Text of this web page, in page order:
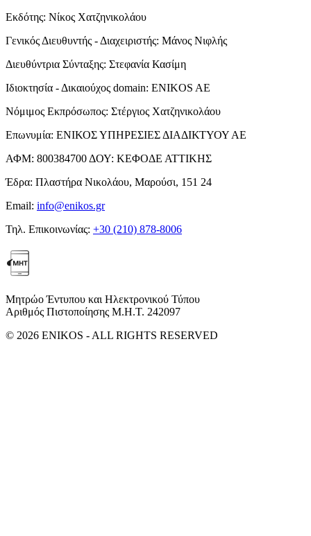
Εκδότης: Νίκος Χατζηνικολάου
Γενικός Διευθυντής - Διαχειριστής: Μάνος Νιφλής
Διευθύντρια Σύνταξης: Στεφανία Κασίμη
Ιδιοκτησία - Δικαιούχος domain: ENIKOS AE
Νόμιμος Εκπρόσωπος: Στέργιος Χατζηνικολάου
Επωνυμία: ΕΝΙΚΟΣ ΥΠΗΡΕΣΙΕΣ ΔΙΑΔΙΚΤΥΟΥ ΑΕ
ΑΦΜ: 800384700 ΔΟΥ: ΚΕΦΟΔΕ ΑΤΤΙΚΗΣ
Έδρα: Πλαστήρα Νικολάου, Μαρούσι, 151 24
Email: info@enikos.gr
Τηλ. Επικοινωνίας: +30 (210) 878-8006
Μητρώο Έντυπου και Ηλεκτρονικού Τύπου
Αριθμός Πιστοποίησης Μ.Η.Τ. 242097
© 2026 ENIKOS - ALL RIGHTS RESERVED